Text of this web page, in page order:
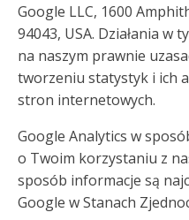
Google LLC, 1600
94043, USA. Działania w
na naszym prawnie
tworzeniu statystyk i ich
stron internetowych.
Google Analytics w
o Twoim korzystaniu z
sposób informacje są
Google w Stanach